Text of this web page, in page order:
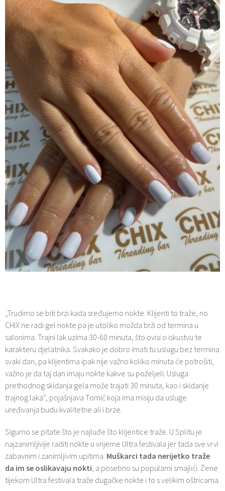
„Trudimo se biti brzi kada sređujemo nokte. Klijenti to traže, no
CHIX ne radi gel nokte pa je utoliko možda brži od termina u
salonima. Trajni lak uzima 30-60 minuta, što ovisi o iskustvu te
karakteru djelatnika. Svakako je dobro imati tu uslugu bez termina
svaki dan, pa klijentima ipak nije važno koliko minuta će potrošiti,
važno je da taj dan imaju nokte kakve su poželjeli. Usluga
prethodnog skidanja gela može trajati 30 minuta, kao i skidanje
trajnog laka“, pojašnjava Tomić koja ima misiju da usluge
uređivanja budu kvalitetne ali i brze.
Sigurno se pitate što je najluđe što klijentice traže. U Splitu je
najzanimljivije raditi nokte u vrijeme Ultra festivala jer tada sve vrvi
zabavnim i zanimljivim upitima. Muškarci tada nerijetko traže
da im se oslikavaju nokti , a posebno su popularni smajlići. Žene
tijekom Ultra festivala traže dugačke nokte i to s velikim oštricama.